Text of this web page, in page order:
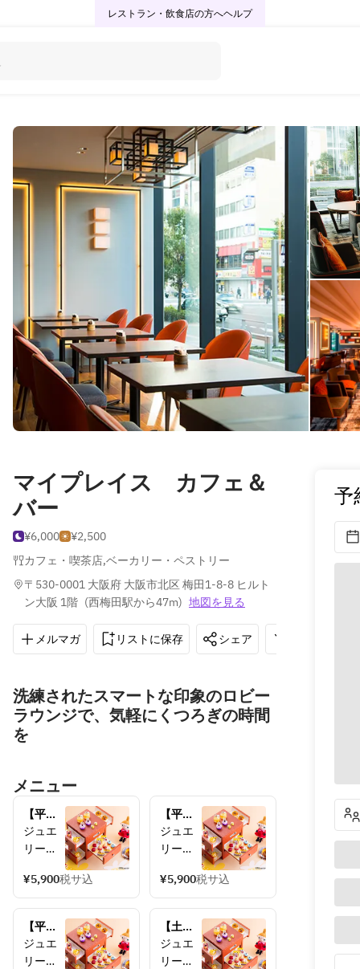
レストラン・飲食店の方へヘルプ
マイプレイス カフェ＆
バー
¥6,000
¥2,500
カフェ・喫茶店,ベーカリー・ペストリー
〒530-0001 大阪府 大阪市北区 梅田1-8-8 ヒルト
ン大阪 1階 (西梅田駅から47m) 地図を見る
メルマガ リストに保存 シェア
洗練されたスマートな印象のロビー
ラウンジで、気軽にくつろぎの時間
を
メニュー
【平
日】リ
トルミ
フタヌ
ーンテ
ィー
~12:00~
ジュエ
リーボ
のよう
な箱型
アフタ
ヌーン
ティー
¥5,900税サ込
【平
日】リ
トルミ
フタヌ
ーンテ
ィー
~15:00~
ジュエ
リーボ
のよう
な箱型
アフタ
ヌーン
ティー
¥5,900税サ込
【平
日】  リ
トルミ
ジュエ
リーボ
【土日
祝】 リ
トルミ
ジュエ
リーボ
予